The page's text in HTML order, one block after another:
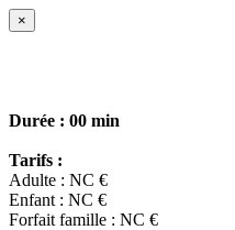
×
Durée : 00 min
Tarifs :
Adulte : NC €
Enfant : NC €
Forfait famille : NC €